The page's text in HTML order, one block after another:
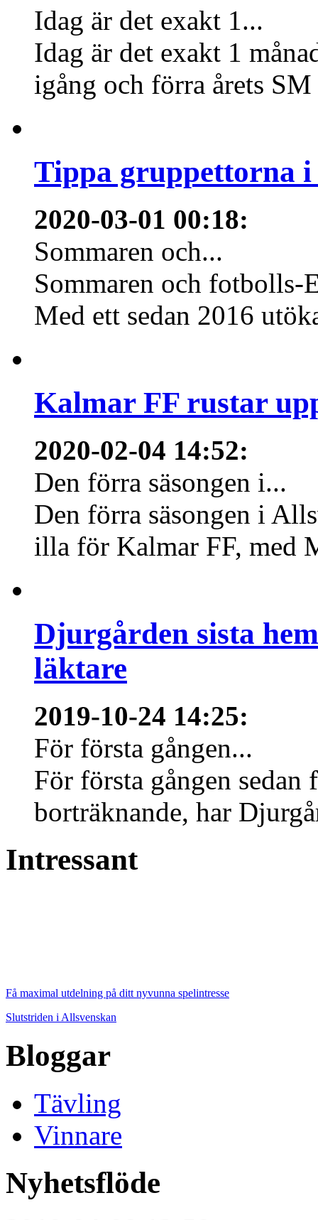
Idag är det exakt 1...
Idag är det exakt 1
igång och förra årets
Tippa gruppettorna
2020-03-01 00:18:
Sommaren och...
Sommaren och fotbolls-
Med ett sedan 2016
Kalmar FF rustar
2020-02-04 14:52:
Den förra säsongen i...
Den förra säsongen i
illa för Kalmar FF, med
Djurgården sista
läktare
2019-10-24 14:25:
För första gången...
För första gången
borträknande, har
Intressant
Få maximal utdelning på ditt nyvunna spelintresse
Slutstriden i Allsvenskan
Bloggar
Tävling
Vinnare
Nyhetsflöde